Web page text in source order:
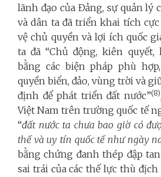
lãnh đạo của Đảng, sự quản lý
và dân ta đã triển khai tích
vệ chủ quyền và lợi ích quốc
ta đã “Chủ động, kiên
bằng các biện pháp phù
quyền biển, đảo, vùng trời và
định để phát triển đất nước”(8)
Việt Nam trên trường quốc tế
“đất nước ta chưa bao giờ có
thế và uy tín quốc tế như ngày
bằng chứng đanh thép đập
sai trái của các thế lực thù địch